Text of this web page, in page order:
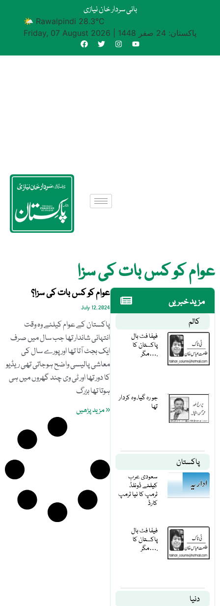
بانی سردار خان نیازی
🌤 Rawalpindi 28.3°C
Friday, 07 August 2026
پاکستان: 24 صفر 1448
عوام کو کس بات کی سزا
مزید خبریں
کالم
فیفا فٹ بال
پاکستان کا
مگر….
جو رہ گیا، وہ کردار
تھا
پاکستان
سعودی عرب
کیلئے ڈونلڈ
ٹرمپ کا نیا ٹرمپ
کارڈ
فیفا فٹ بال
پاکستان کا
مگر….
دنیا
عوام کو کس بات کی سزا؟
July 12, 2024
پاکستان کے عوام کیلئے وہ وقت
انتہائی شاندار تھا جب سال میں صرف
ایک بجٹ آتا تھا اور پورے سال کی
معاشی پالیسی واضح ہوجاتی تھی ریڈیو
کا دور تھا اور ٹی وی چند گھروں میں ہی
ہوتا تھا بزرگ
« مزید پڑھیں